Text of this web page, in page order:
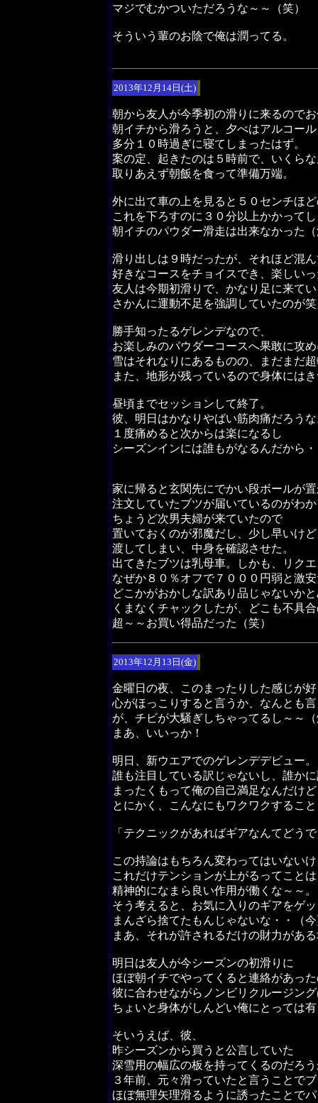
マジでむかついただろうな～～（笑）
そういう輩のお陰で俺は潤ってる。
2013年12月14日(土)
朝から友人が今季初の滑りに来るので
朝イチから滑ろうと、夕べはアルコー
多分１０時過ぎに寝てしまったはず。
案の定、起きたのは５時前で、いくら
取りあえず朝飯を食って準備万端。
外に出て車の上を見ると５０センチほ
これを下ろすのに３０分以上かかって
朝イチのパウダー滑走は出来なかった
滑り出しは９時だったが、それほど混
好きなコースをチョイスでき、楽しい
友人は今期初滑りで、かなり足に来て
さかんに運動不足を強調していたのが
勝手知ったるゲレンデなので、
お楽しみのパウダーコースへ果敢に攻
雪はそれなりにあるものの、まだまだ
また、地形が残っているので身体には
昼頃までセッションして終了。
彼、明日はかなりやばい筋肉痛だろう
１度痛めると次からは楽になるし
シーズンインには誰もがなるんだから
家に帰ると玄関先にでかい段ボールが
注文していたブツが届いているのがわ
ちょうど次男夫婦が来ていたので
置いておくのが邪魔だし、少し早いけ
渡してしまい、中身を確認させた。
出てきたブツは乳母車。しかも、リク
なぜか８０％オフで７０００円弱と激
どこかがおかしな訳あり品じゃないか
くまなくチャックしたが、どこも不具
超～～お買い得品だった（笑）
2013年12月13日(金)
金曜日の夜、このまったりした感じが
心がほっこりすると言うか、なんとも
が、チビが大騒ぎしちゃってるし～～
まあ、いいっか！
明日、新ウエアでのゲレンデデビュー。
誰も注目している訳じゃないし、誰か
まったくもって俺の自己満足なんだけ
とにかく、こんなにもワクワクするこ
「テクニックがあればギアなんてどう
この持論はもちろん変わってはいない
これだけテンションが上がるってことは
精神的になまら良い作用が働くな～～。
そう考えると、お気に入りのギアをゲ
まんざら捨てたもんじゃないな・・（
まあ、それが許されるだけの財力があ
明日は友人が今シーズンの初滑りに
ほぼ朝イチでやってくると連絡があっ
彼に合わせながらノンビリクルージン
ちょいと身体がしんどい俺にとっては
そいうえば、彼、
昨シーズンから買うと公言していた
深雪用の幅広の板を持ってくるのだろ
３年前、元々滑っていたと言うことで
ほぼ無理矢理滑るように誘ったことで